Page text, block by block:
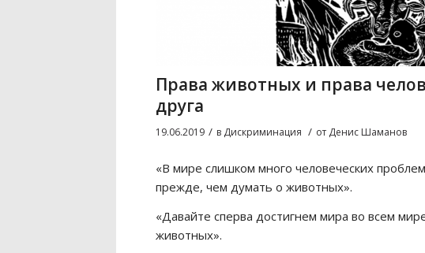
Права животных и права
друга
19.06.2019 / в Дискриминация / от Денис Шаманов
«В мире слишком много человеческих
прежде, чем думать о животных».
«Давайте сперва достигнем мира во всем
животных».